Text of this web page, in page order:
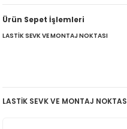
Ürün Sepet İşlemleri
LASTİK SEVK VE MONTAJ NOKTASI
LASTİK SEVK VE MONTAJ